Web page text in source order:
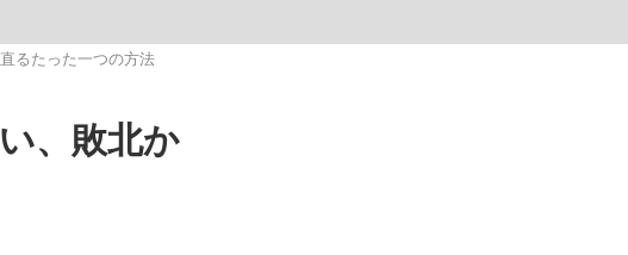
#内田有紀
#松田聖子
るたった一つの方法
、敗北か